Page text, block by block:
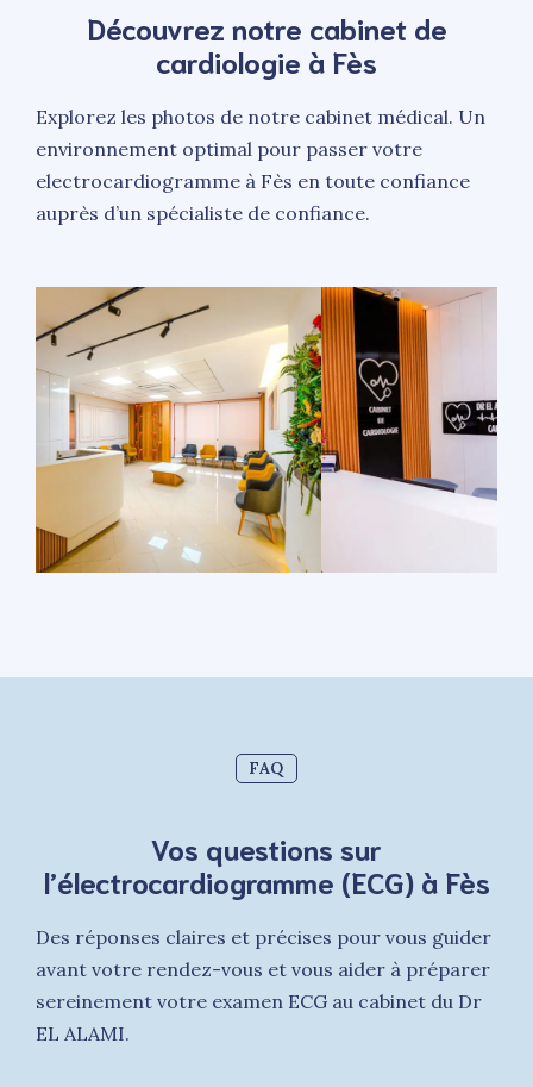
Découvrez notre cabinet de
cardiologie à Fès
Explorez les photos de notre cabinet médical. Un
environnement optimal pour passer votre
electrocardiogramme à Fès en toute confiance
auprès d’un spécialiste de confiance.
FAQ
Vos questions sur
l’électrocardiogramme (ECG) à Fès
Des réponses claires et précises pour vous guider
avant votre rendez-vous et vous aider à préparer
sereinement votre examen ECG au cabinet du Dr
EL ALAMI.